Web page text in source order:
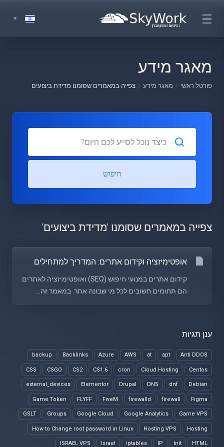
מאגר מידע
פורטל ראשי מאגר מידע צפייה במאמרים שסומנו מדידת ביצועים
ענן תגיות
Anti DDOS
apt
at
AWS
Azure
Backlinks
backup
Centos
Cloud Hosting
cron
CS1.6
CS2
CSGO
CSS
Debian
dnf
DNS
Drupal
Elementor
external_devices
Figma
firewall
firewalld
FiveM
FLYFF
Game Token
Game VPS
Google Analytics
Google Cloud
Groups
GSLT
Hosting
Hosting VPS
How to Change root password in Linux
HTML
Init
IP
iptables
Israel
ISRAEL VPS
חיפוש
צפייה במאמרים שסומנו 'מדידת ביצועים'
אופטימיזציה וקידום אתרים: המדריך למתחילים
קידום אתרים במנועי חיפוש (SEO) ואופטימיזציה לאתרים
הם תחומים חשובים לכל מי שבונה אתר. במאמר זה...